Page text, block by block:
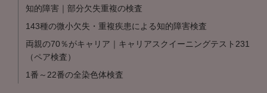
知的障害｜部分欠失重複の検査
143種の微小欠失・重複疾患による知的障害検査
両親の70％がキャリア｜キャリアスクイーニングテスト231
（ペア検査）
1番～22番の全染色体検査